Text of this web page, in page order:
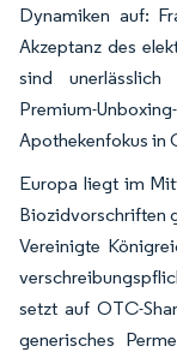
Dynamiken auf:
Akzeptanz des
sind
Premium-
Apothekenfokus in
Europa liegt im
Biozidvorschriften
Vereinigte
setzt auf OTC-
generisches